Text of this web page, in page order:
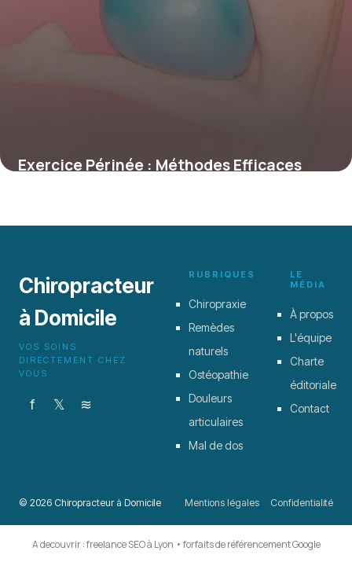
Exercice Périnée : Méthodes Efficaces
Chiropracteur
à Domicile
VOS SOINS
DIRECTEMENT CHEZ
VOUS
f 𝕏 ≋
RUBRIQUES
Chiropraxie
Remèdes
naturels
Ostéopathie
Douleurs
articulaires
Mal de dos
LE
MÉDIA
À propos
L'équipe
Charte
éditoriale
Contact
© 2026 Chiropracteur à Domicile Mentions légales Confidentialité
A decouvrir :freelance SEO à Lyon • forfaits de référencement Google